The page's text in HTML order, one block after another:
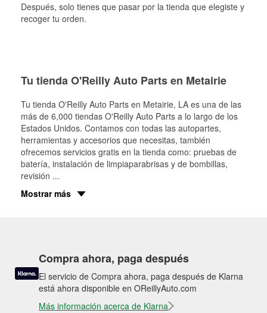
Después, solo tienes que pasar por la tienda que elegiste y
recoger tu orden.
Tu tienda O'Reilly Auto Parts en Metairie
Tu tienda O'Reilly Auto Parts en Metairie, LA es una de las
más de 6,000 tiendas O'Reilly Auto Parts a lo largo de los
Estados Unidos. Contamos con todas las autopartes,
herramientas y accesorios que necesitas, también
ofrecemos servicios gratis en la tienda como: pruebas de
batería, instalación de limpiaparabrisas y de bombillas,
revisión ...
Mostrar más
Compra ahora, paga después
El servicio de Compra ahora, paga después de Klarna
está ahora disponible en OReillyAuto.com
Más información acerca de Klarna